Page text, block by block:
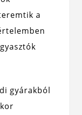
a
gyárakból